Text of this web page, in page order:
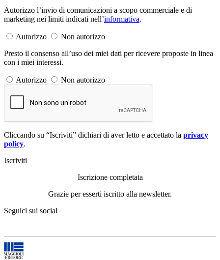
Autorizzo l’invio di comunicazioni a scopo commerciale e di
marketing nei limiti indicati nell’informativa.
Autorizzo
Non autorizzo
Presto il consenso all’uso dei miei dati per ricevere proposte in linea
con i miei interessi.
Autorizzo Non autorizzo
Cliccando su “Iscriviti” dichiari di aver letto e accettato la privacy
policy.
Iscriviti
Iscrizione completata
Grazie per esserti iscritto alla newsletter.
Seguici sui social